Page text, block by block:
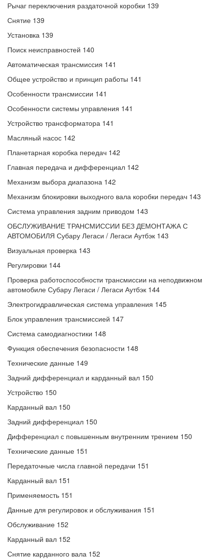
Рычаг переключения раздаточной коробки 139
Снятие 139
Установка 139
Поиск неисправностей 140
Автоматическая трансмиссия 141
Общее устройство и принцип работы 141
Особенности трансмиссии 141
Особенности системы управления 141
Устройство трансформатора 141
Масляный насос 142
Планетарная коробка передач 142
Главная передача и дифференциал 142
Механизм выбора диапазона 142
Механизм блокировки выходного вала коробки передач 143
Система управления задним приводом 143
ОБСЛУЖИВАНИЕ ТРАНСМИССИИ БЕЗ ДЕМОНТАЖА С
АВТОМОБИЛЯ Субару Легаси / Легаси Аутбэк 143
Визуальная проверка 143
Регулировки 144
Проверка работоспособности трансмиссии на неподвижном
автомобиле Субару Легаси / Легаси Аутбэк 144
Электрогидравлическая система управления 145
Блок управления трансмиссией 147
Система самодиагностики 148
Функция обеспечения безопасности 148
Технические данные 149
Задний дифференциал и карданный вал 150
Устройство 150
Карданный вал 150
Задний дифференциал 150
Дифференциал с повышенным внутренним трением 150
Технические данные 151
Передаточные числа главной передачи 151
Карданный вал 151
Применяемость 151
Данные для регулировок и обслуживания 151
Обслуживание 152
Карданный вал 152
Снятие карданного вала 152